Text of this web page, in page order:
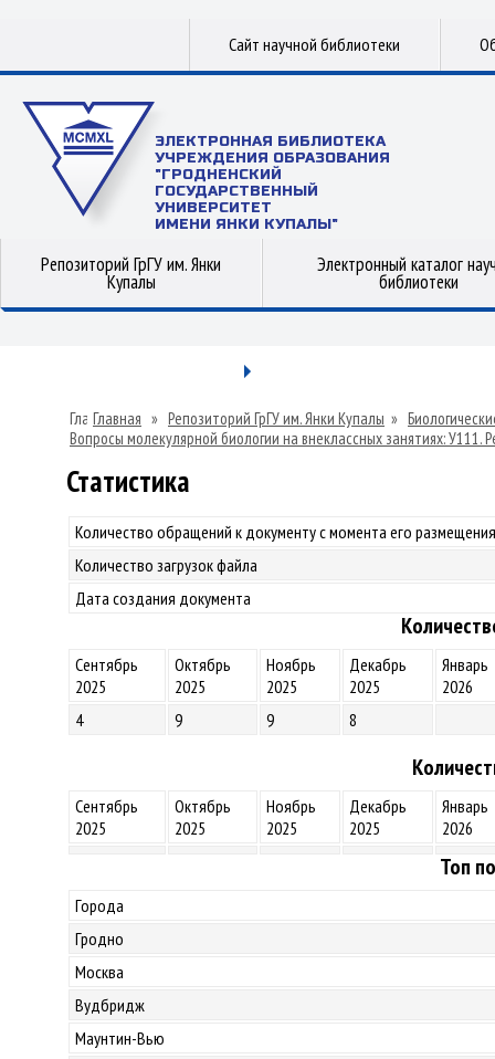
Сайт научной библиотеки
ЭЛЕКТРОННАЯ БИБЛИОТЕКА
УЧРЕЖДЕНИЯ ОБРАЗОВАНИЯ
"ГРОДНЕНСКИЙ
ГОСУДАРСТВЕННЫЙ
УНИВЕРСИТЕТ
ИМЕНИ ЯНКИ КУПАЛЫ"
Репозиторий ГрГУ им. Янки
Купалы
Электронный каталог
библиотеки
Главная » Репозиторий ГрГУ им. Янки Купалы »
Вопросы молекулярной биологии на внеклассных занятиях: У111.
Статистика
Количество обращений к документу с момента его
Количество загрузок файла
Дата создания документа
Сентябрь
2025
Октябрь
2025
Ноябрь
2025
Декабрь
2025
Январь
2026
4
9 9 8
Сентябрь
2025
Октябрь
2025
Ноябрь
2025
Декабрь
2025
Январь
2026
Топ
Города
Гродно
Москва
Вудбридж
Маунтин-Вью